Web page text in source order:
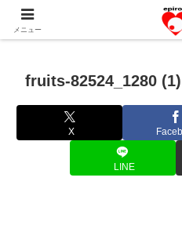
恋愛共感エピソード。あなた
fruits-82524_1280 (1)
X
LINE
メニュー